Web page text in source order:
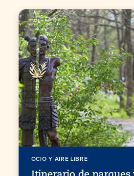
OCIO Y AIRE LIBRE